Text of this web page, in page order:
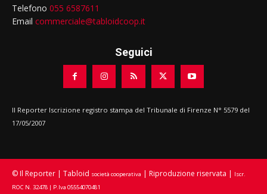
Telefono 055 6587611
Email commerciale@tabloidcoop.it
Seguici
Il Reporter Iscrizione registro stampa del Tribunale di Firenze N° 5579 del
17/05/2007
© Il Reporter | Tabloid società cooperativa | Riproduzione riservata | Iscr.
ROC N. 32478 | P.Iva 05554070481